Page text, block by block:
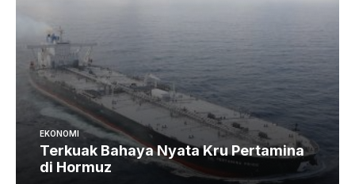
EKONOMI
Terkuak Bahaya Nyata Kru Pertamina
di Hormuz